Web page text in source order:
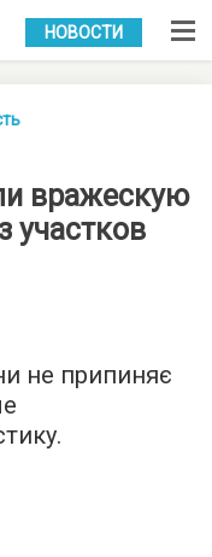
УКР РУС
НОВОСТИ
вражескую
участков
не припиняє